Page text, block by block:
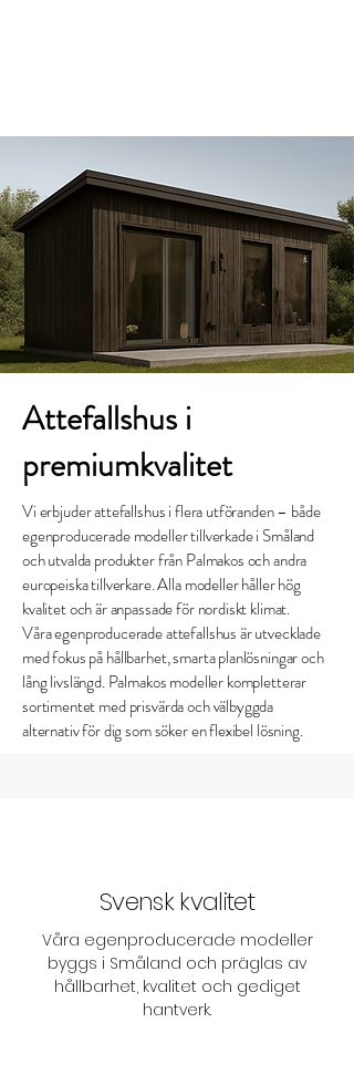
Attefallshus i
premiumkvalitet
Vi erbjuder attefallshus i flera utföranden – både
egenproducerade modeller tillverkade i Småland
och utvalda produkter från Palmakos och andra
europeiska tillverkare. Alla modeller håller hög
kvalitet och är anpassade för nordiskt klimat.
Våra egenproducerade attefallshus är utvecklade
med fokus på hållbarhet, smarta planlösningar och
lång livslängd. Palmakos modeller kompletterar
sortimentet med prisvärda och välbyggda
alternativ för dig som söker en flexibel lösning.
Svensk kvalitet
Våra egenproducerade modeller
byggs i Småland och präglas av
hållbarhet, kvalitet och gediget
hantverk.